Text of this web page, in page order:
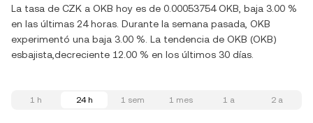
La tasa de CZK a OKB hoy es de 0.00053754 OKB, baja 3.00 %
en las últimas 24 horas. Durante la semana pasada, OKB
experimentó una baja 3.00 %. La tendencia de OKB (OKB)
esbajista,decreciente 12.00 % en los últimos 30 días.
1 h 24 h 1 sem 1 mes 1 a 2 a